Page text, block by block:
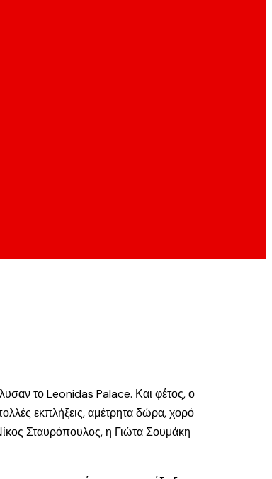
το Leonidas Palace. Και φέτος, ο
εκπλήξεις, αμέτρητα δώρα, χορό
Σταυρόπουλος, η Γιώτα Σουμάκη